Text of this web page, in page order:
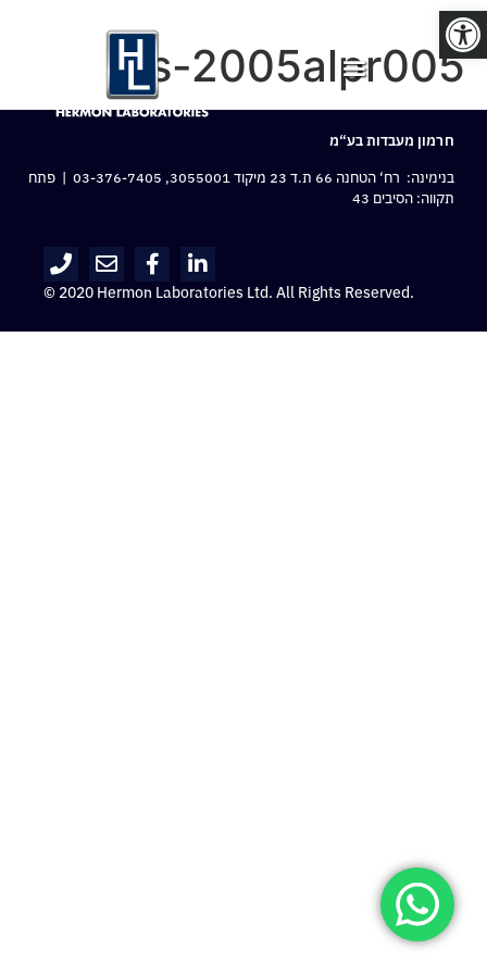
פתח סרגל נגישות
pls-2005alpr005
חרמון מעבדות בע“מ
בנימינה: רח‘ הטחנה 66 ת.ד 23 מיקוד 3055001,
03-376-7405 | פתח
תקווה: הסיבים 43
© 2020 Hermon Laboratories Ltd. All Rights Reserved.